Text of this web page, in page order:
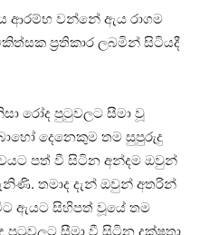
ආරම්භ වන්නේ ඇය රාගම
ප්‍රතිකාර ලබමින් සිටියදී
රෝද පුටුවලට සීමා වූ
දෙනෙකුම තම සුපුරුදු
පත් වී සිටින අන්දම ඔවුන්
තමාද දැන් ඔවුන් අතරින්
ඇයට සිහිපත් වූයේ තම
පුටුවලට සීමා වී සිටින දක්ෂතා